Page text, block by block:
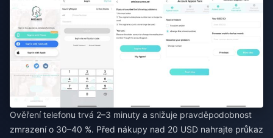
Ověření telefonu trvá 2–3 minuty a snižuje pravděpodobnost
zmrazení o 30–40 %. Před nákupy nad 20 USD nahrajte průkaz